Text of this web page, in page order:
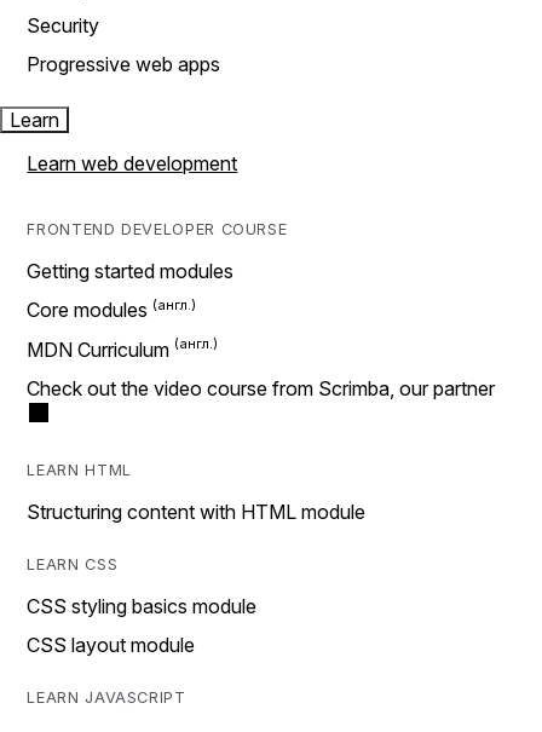
Security
Progressive web apps
Learn
Learn web development
FRONTEND DEVELOPER COURSE
Getting started modules
Core modules
MDN Curriculum
Check out the video course from Scrimba, our partner
LEARN HTML
Structuring content with HTML module
LEARN CSS
CSS styling basics module
CSS layout module
LEARN JAVASCRIPT